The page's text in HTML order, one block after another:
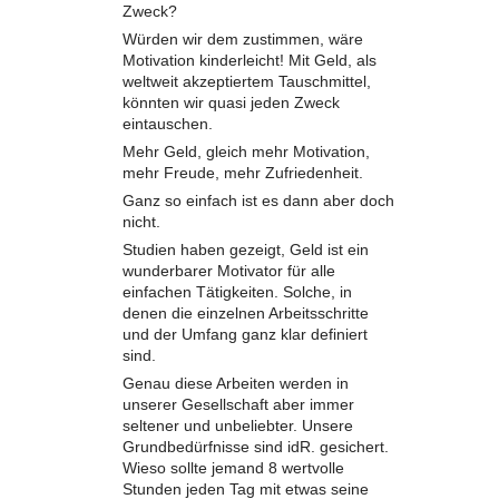
Zweck?
Würden wir dem zustimmen, wäre
Motivation kinderleicht! Mit Geld, als
weltweit akzeptiertem Tauschmittel,
könnten wir quasi jeden Zweck
eintauschen.
Mehr Geld, gleich mehr Motivation,
mehr Freude, mehr Zufriedenheit.
Ganz so einfach ist es dann aber doch
nicht.
Studien haben gezeigt, Geld ist ein
wunderbarer Motivator für alle
einfachen Tätigkeiten. Solche, in
denen die einzelnen Arbeitsschritte
und der Umfang ganz klar definiert
sind.
Genau diese Arbeiten werden in
unserer Gesellschaft aber immer
seltener und unbeliebter. Unsere
Grundbedürfnisse sind idR. gesichert.
Wieso sollte jemand 8 wertvolle
Stunden jeden Tag mit etwas seine